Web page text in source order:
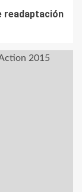
readaptación